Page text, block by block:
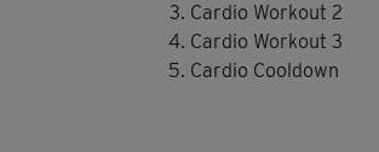
Cardio Workout 2
Cardio Workout 3
Cardio Cooldown